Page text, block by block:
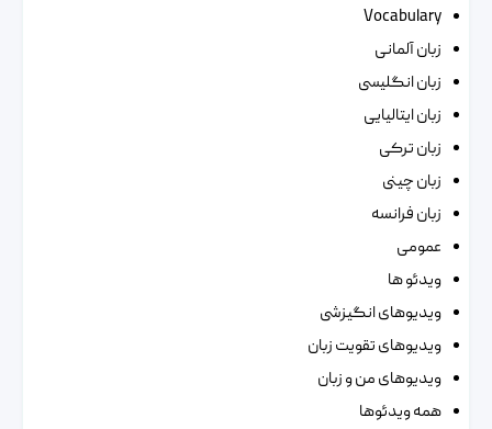
Vocabulary
زبان آلمانی
زبان انگلیسی
زبان ایتالیایی
زبان ترکی
زبان چینی
زبان فرانسه
عمومی
ویدئو ها
ویدیوهای انگیزشی
ویدیوهای تقویت زبان
ویدیوهای من و زبان
همه ویدئوها